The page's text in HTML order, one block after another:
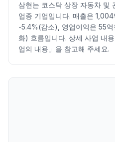
2026.07.10
338503550033250
2026.07.13
340003495030850
2026.07.14
312503130028450
2026.07.15
305503200030550
삼현는 코스닥 상장 자동차 및
업종 기업입니다. 매출은
-5.4%(감소), 영업이익은 55
화) 흐름입니다. 상세 사업 내
업의 내용」을 참고해 주세요.